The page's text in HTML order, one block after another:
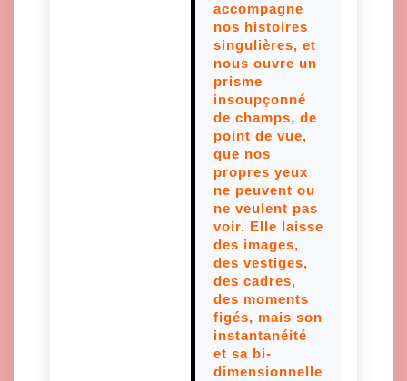
accompagne
nos histoires
singulières, et
nous ouvre un
prisme
insoupçonné
de champs, de
point de vue,
que nos
propres yeux
ne peuvent ou
ne veulent pas
voir. Elle laisse
des images,
des vestiges,
des cadres,
des moments
figés, mais son
instantanéité
et sa bi-
dimensionnelle